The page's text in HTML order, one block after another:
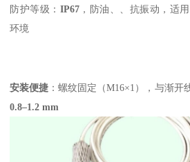
防护等级：‌ IP67，防油、、抗振动，适
环境
安装便捷 ：螺纹固定（M16×1），与渐
‌0.8–1.2 mm